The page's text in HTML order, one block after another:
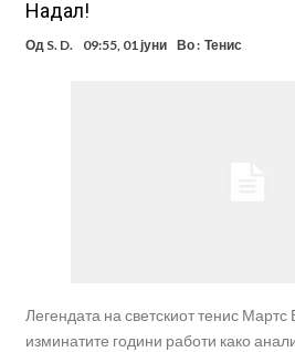
Надал!
Од S. D. 09:55, 01 јуни Во : Тенис
Легендата на светскиот тенис Мартс
изминатите години работи како